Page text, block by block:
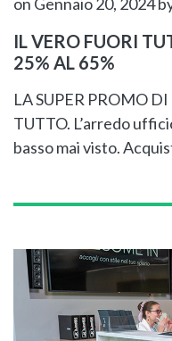
IL VERO FUORI
25% AL 65%
LA SUPER PROMO
TUTTO. L’arredo
basso mai visto.